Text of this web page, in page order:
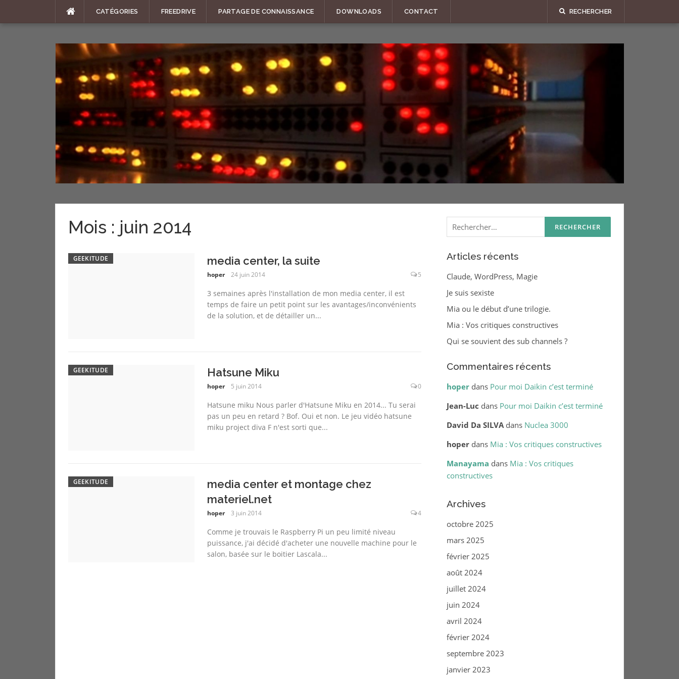
CATÉGORIES FREEDRIVE PARTAGE DE CONNAISSANCE DOWNLOADS CONTACT RECHERCHER
Mois : juin 2014
GEEKITUDE media center, la suite
hoper 24 juin 2014 5
3 semaines après l'installation de mon media center, il est
temps de faire un petit point sur les avantages/inconvénients
de la solution, et de détailler un...
GEEKITUDE Hatsune Miku
hoper 5 juin 2014 0
Hatsune miku Nous parler d'Hatsune Miku en 2014... Tu serai
pas un peu en retard ? Bof. Oui et non. Le jeu vidéo hatsune
miku project diva F n'est sorti que...
GEEKITUDE
media center et montage chez
materiel.net
hoper 3 juin 2014 4
Comme je trouvais le Raspberry Pi un peu limité niveau
puissance, j'ai décidé d'acheter une nouvelle machine pour le
salon, basée sur le boitier Lascala...
Rechercher :
Articles récents
Claude, WordPress, Magie
Je suis sexiste
Mia ou le début d’une trilogie.
Mia : Vos critiques constructives
Qui se souvient des sub channels ?
Commentaires récents
hoperdans Pour moi Daikin c’est terminé
Jean-Luc dans Pour moi Daikin c’est terminé
David Da SILVAdans Nuclea 3000
hoperdans Mia : Vos critiques constructives
Manayama dans Mia : Vos critiques
constructives
Archives
octobre 2025
mars 2025
février 2025
août 2024
juillet 2024
juin 2024
avril 2024
février 2024
septembre 2023
janvier 2023